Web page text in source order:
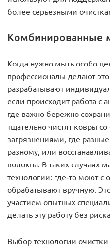
более серьезными
Комбинированные
Когда нужно мыть особо
профессионалы делают
разрабатывают
если происходит работа с
где важно бережно
тщательно чистят ковры
загрязнениями, где
разному, или
волокна. В таких случаях
технологии: где-то моют с
обрабатывают вручную.
участием опытных
делать эту работу без
Выбор технологии